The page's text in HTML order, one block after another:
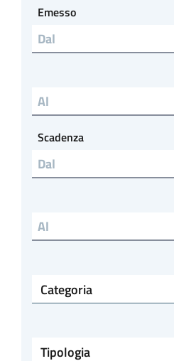
Emesso
Emesso al
Scadenza
Scadenza al
Categoria
Tipologia